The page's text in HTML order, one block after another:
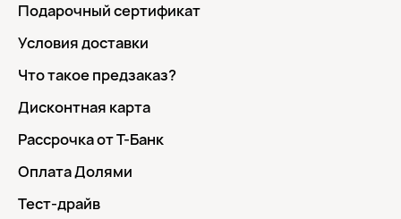
Подарочный сертификат
Условия доставки
Что такое предзаказ?
Дисконтная карта
Рассрочка от Т-Банк
Оплата Долями
Тест-драйв